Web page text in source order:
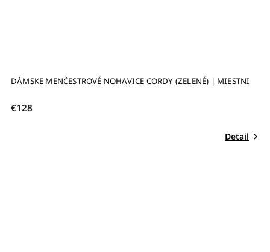
DÁMSKE MENČESTROVÉ NOHAVICE CORDY (ZELENÉ) | MIESTNI
€128
Detail